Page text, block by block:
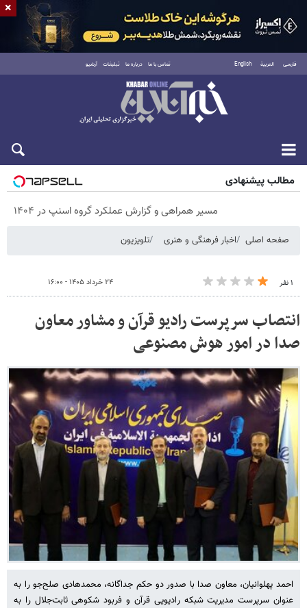
فارسی العربية English تماس با ما درباره ما تبلیغات آرشیو
پنجشنبه ۱۵ مرداد ۱۴۰۵
مطالب پیشنهادی
مسیر همراهی و گزارش عملکرد گروه اسنپ در ۱۴۰۴
صفحه اصلی اخبار فرهنگی و هنری تلویزیون
۱ نفر ۲۴ خرداد ۱۴۰۵ - ۱۶:۰۰
انتصاب سرپرست رادیو قرآن و مشاور معاون
صدا در امور هوش مصنوعی
احمد پهلوانیان، معاون صدا با صدور دو حکم جداگانه، محمدهادی صلح‌جو را به
عنوان سرپرست مدیریت شبکه رادیویی قرآن و فربود شکوهی ثابت‌جلال را به
×